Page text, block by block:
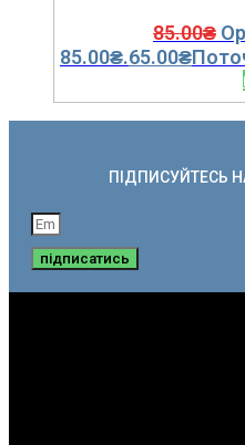
85.00₴
85.00₴.65.00₴
ПІДПИСУЙТЕСЬ
підписатись